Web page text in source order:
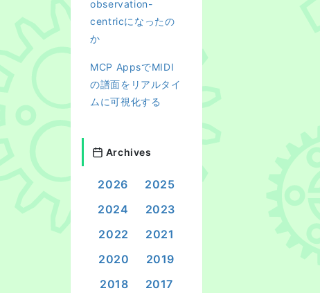
observation-
centricになったの
か
MCP AppsでMIDI
の譜面をリアルタイ
ムに可視化する
Archives
2026
2025
2024
2023
2022
2021
2020
2019
2018
2017